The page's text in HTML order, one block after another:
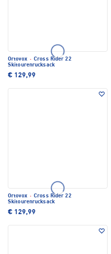
Ortovox · Cross Rider 22
Skitourenrucksack
€ 129,99
Ortovox · Cross Rider 22
Skitourenrucksack
€ 129,99